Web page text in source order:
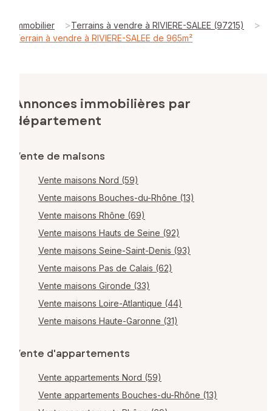
Immobilier >Terrains à vendre à RIVIERE-SALEE (97215) >
Terrain à vendre à RIVIERE-SALEE de 965m²
Annonces immobilières par
département
Vente de maisons
Vente maisons Nord (59)
Vente maisons Bouches-du-Rhône (13)
Vente maisons Rhône (69)
Vente maisons Hauts de Seine (92)
Vente maisons Seine-Saint-Denis (93)
Vente maisons Pas de Calais (62)
Vente maisons Gironde (33)
Vente maisons Loire-Atlantique (44)
Vente maisons Haute-Garonne (31)
Vente d'appartements
Vente appartements Nord (59)
Vente appartements Bouches-du-Rhône (13)